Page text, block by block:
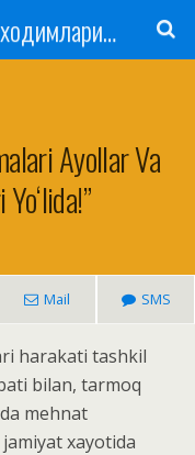
Ўзбекистон энергетика ходимлари касаба уюшмаси
Ayollar Va
Mail SMS
harakati tashkil
bilan, tarmoq
mehnat
xayotida